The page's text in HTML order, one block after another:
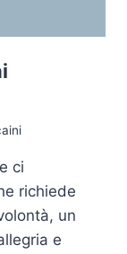
ci
richiede
un
e